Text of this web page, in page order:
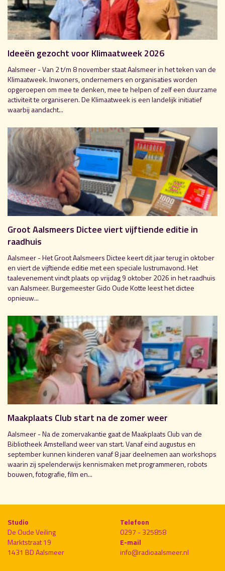
Ideeën gezocht voor Klimaatweek 2026
Aalsmeer - Van 2 t/m 8 november staat Aalsmeer in het teken van de
Klimaatweek. Inwoners, ondernemers en organisaties worden
opgeroepen om mee te denken, mee te helpen of zelf een duurzame
activiteit te organiseren. De Klimaatweek is een landelijk initiatief
waarbij aandacht...
Groot Aalsmeers Dictee viert vijftiende editie in
raadhuis
Aalsmeer - Het Groot Aalsmeers Dictee keert dit jaar terug in oktober
en viert de vijftiende editie met een speciale lustrumavond. Het
taalevenement vindt plaats op vrijdag 9 oktober 2026 in het raadhuis
van Aalsmeer. Burgemeester Gido Oude Kotte leest het dictee
opnieuw...
Maakplaats Club start na de zomer weer
Aalsmeer - Na de zomervakantie gaat de Maakplaats Club van de
Bibliotheek Amstelland weer van start. Vanaf eind augustus en
september kunnen kinderen vanaf 8 jaar deelnemen aan workshops
waarin zij spelenderwijs kennismaken met programmeren, robots
bouwen, fotografie, film en...
Studio
De Oude Veiling
Marktstraat 19
1431 BD Aalsmeer
Telefoon
0297 - 325858
E-mail
info@radioaalsmeer.nl